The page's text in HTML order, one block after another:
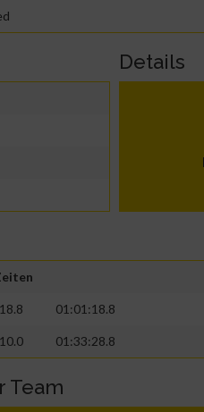
Details
01:01:18.8
01:33:28.8
Team